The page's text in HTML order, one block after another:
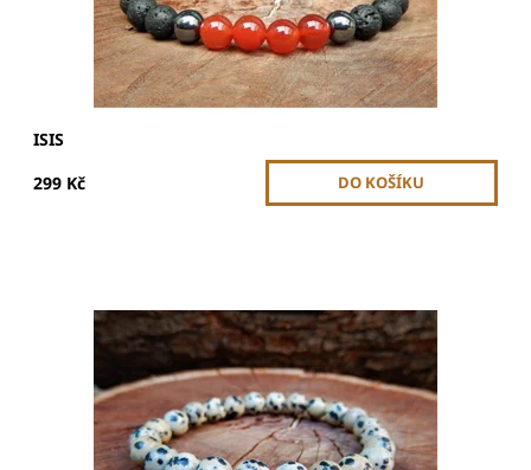
ISIS
299 Kč
Jaspis dalmatin přináší hravost a radost do života.
Podporuje vytrvalost, pomáhá překonat negativní
myšlenky a posiluje sebevědomí.
Dostupnost:
Skladem